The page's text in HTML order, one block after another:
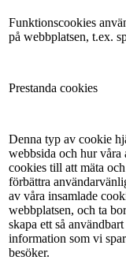
Funktionscookies
på webbplatsen, t.ex.
Prestanda cookies
Denna typ av cookie
webbsida och hur våra
cookies till att mäta
förbättra
av våra insamlade
webbplatsen, och ta
skapa ett så
information som vi
besöker.